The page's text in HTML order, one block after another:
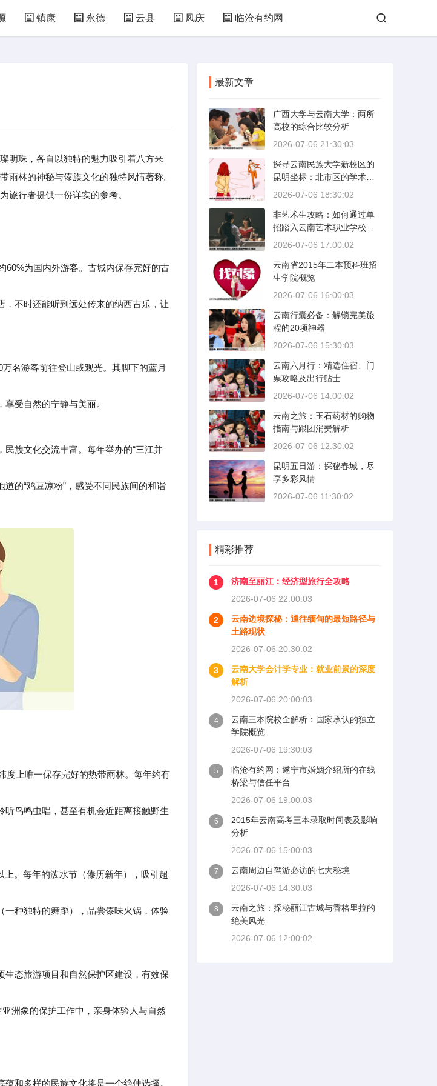
镇康 永德 云县 凤庆 临沧有约网
明珠，各自以独特的魅力吸引着八方来
雨林的神秘与傣族文化的独特风情著称。
旅行者提供一份详实的参考。
为国内外游客。古城内保存完好的古
不时还能听到远处传来的纳西古乐，让
名游客前往登山或观光。其脚下的蓝月
受自然的宁静与美丽。
族文化交流丰富。每年举办的“三江并
的“鸡豆凉粉”，感受不同民族间的和谐
上唯一保存完好的热带雨林。每年约有
鸟鸣虫唱，甚至有机会近距离接触野生
。每年的泼水节（傣历新年），吸引超
种独特的舞蹈），品尝傣味火锅，体验
态旅游项目和自然保护区建设，有效保
洲象的保护工作中，亲身体验人与自然
和多样的民族文化将是一个绝佳选择。
最新文章
广西大学与云南大学：两所
高校的综合比较分析
2026-07-06 21:30:03
探寻云南民族大学新校区的
昆明坐标：北市区的学术绿
洲
2026-07-06 18:30:02
非艺术生攻略：如何通过单
招踏入云南艺术职业学校的
艺术殿堂
2026-07-06 17:00:02
云南省2015年二本预科班招
生学院概览
2026-07-06 16:00:03
云南行囊必备：解锁完美旅
程的20项神器
2026-07-06 15:30:03
云南六月行：精选住宿、门
票攻略及出行贴士
2026-07-06 14:00:02
云南之旅：玉石药材的购物
指南与跟团消费解析
2026-07-06 12:30:02
昆明五日游：探秘春城，尽
享多彩风情
2026-07-06 11:30:02
精彩推荐
1
济南至丽江：经济型旅行全攻略
2026-07-06 22:00:03
2
云南边境探秘：通往缅甸的最短路径与
土路现状
2026-07-06 20:30:02
3
云南大学会计学专业：就业前景的深度
解析
2026-07-06 20:00:03
4
云南三本院校全解析：国家承认的独立
学院概览
2026-07-06 19:30:03
5
临沧有约网：遂宁市婚姻介绍所的在线
桥梁与信任平台
2026-07-06 19:00:03
6
2015年云南高考三本录取时间表及影响
分析
2026-07-06 15:00:03
7
云南周边自驾游必访的七大秘境
2026-07-06 14:30:03
8
云南之旅：探秘丽江古城与香格里拉的
绝美风光
2026-07-06 12:00:02